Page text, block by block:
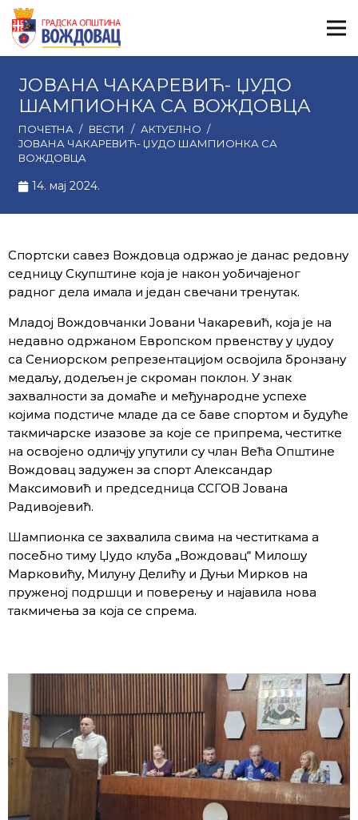
ЈОВАНА ЧАКАРЕВИЋ- ЏУДО
ШАМПИОНКА СА ВОЖДОВЦА
ПОЧЕТНА / ВЕСТИ / АКТУЕЛНО /
ЈОВАНА ЧАКАРЕВИЋ- ЏУДО ШАМПИОНКА СА
ВОЖДОВЦА
14. мај 2024.
Спортски савез Вождовца одржао је данас редовну
седницу Скупштине која је након уобичајеног
радног дела имала и један свечани тренутак.
Младој Вождовчанки Јовани Чакаревић, која је на
недавно одржаном Европском првенству у џудоу
са Сениорском репрезентацијом освојила бронзану
медаљу, додељен је скроман поклон. У знак
захвалности за домаће и међународне успехе
којима подстиче младе да се баве спортом и будуће
такмичарске изазове за које се припрема, честитке
на освојено одличју упутили су члан Већа Општине
Вождовац задужен за спорт Александар
Максимовић и председница ССГОВ Јована
Радивојевић.
Шампионка се захвалила свима на честиткама а
посебно тиму Џудо клуба „Вождовац“ Милошу
Марковићу, Милуну Делићу и Дуњи Мирков на
пруженој подршци и поверењу и најавила нова
такмичења за која се спрема.